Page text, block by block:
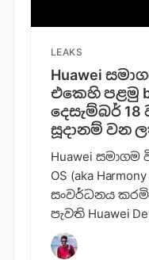
LEAKS
Huawei
එකෙහි පළමු
දෙසැම්බර්
සූදානම් වන
Huawei සමාගම
OS (aka
සංවර්ධනය
පැවති Huawei